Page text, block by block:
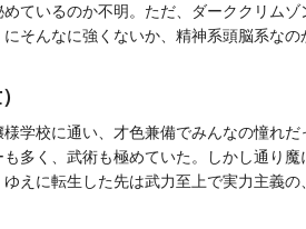
ているのか不明。ただ、ダーククリム
そんなに強くないか、精神系頭脳系なの
学校に通い、才色兼備でみんなの憧れ
多く、武術も極めていた。しかし通り魔
えに転生した先は武力至上で実力主義